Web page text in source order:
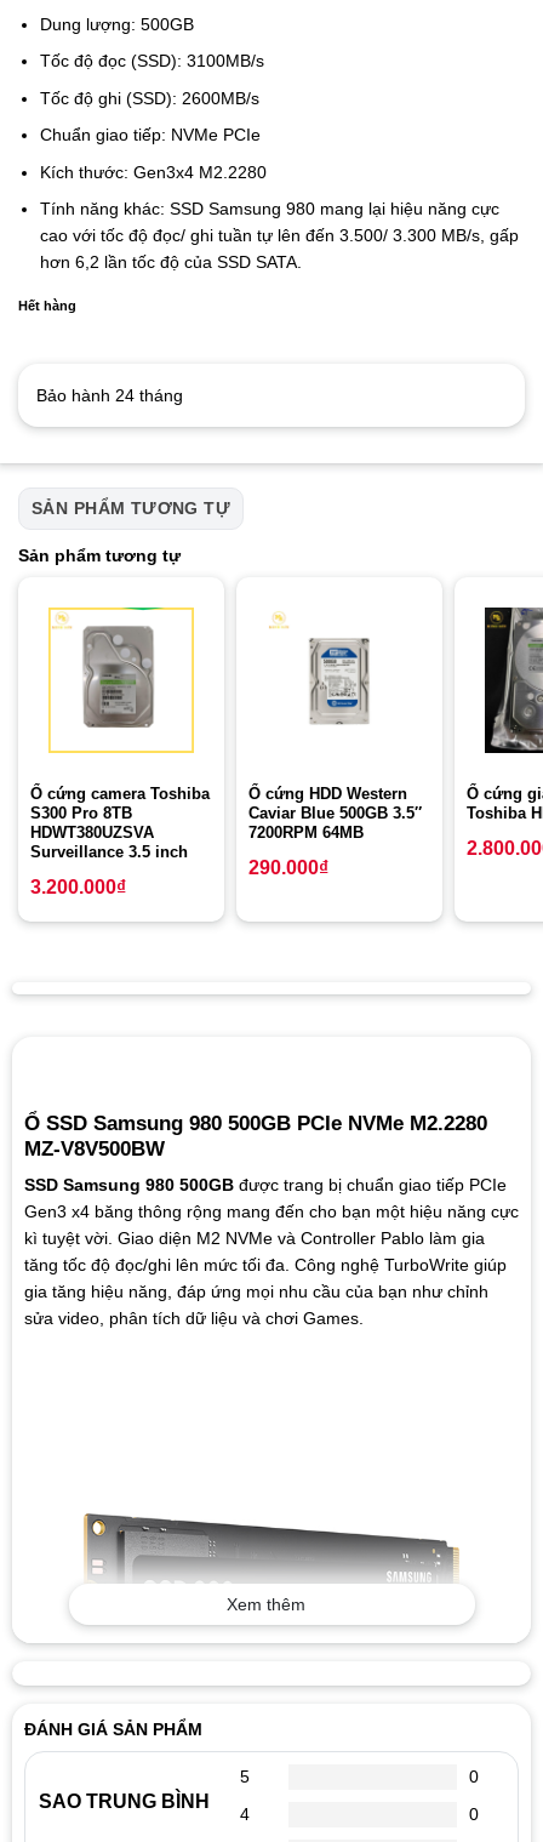
Dung lượng: 500GB
Tốc độ đọc (SSD): 3100MB/s
Tốc độ ghi (SSD): 2600MB/s
Chuẩn giao tiếp: NVMe PCIe
Kích thước: Gen3x4 M2.2280
Tính năng khác: SSD Samsung 980 mang lại hiệu năng cực
cao với tốc độ đọc/ ghi tuần tự lên đến 3.500/ 3.300 MB/s, gấp
hơn 6,2 lần tốc độ của SSD SATA.
Hết hàng
Bảo hành 24 tháng
SẢN PHẨM TƯƠNG TỰ
Sản phẩm tương tự
Ổ cứng camera Toshiba
S300 Pro 8TB
HDWT380UZSVA
Surveillance 3.5 inch
3.200.000₫
Ổ cứng HDD Western
Caviar Blue 500GB 3.5″
7200RPM 64MB
290.000₫
Ổ cứng
Toshiba
Ổ SSD Samsung 980 500GB PCIe NVMe M2.2280
MZ-V8V500BW
SSD Samsung 980 500GBđược trang bị chuẩn giao tiếp PCIe
Gen3 x4 băng thông rộng mang đến cho bạn một hiệu năng cực
kì tuyệt vời. Giao diện M2 NVMe và Controller Pablo làm gia
tăng tốc độ đọc/ghi lên mức tối đa. Công nghệ TurboWrite giúp
gia tăng hiệu năng, đáp ứng mọi nhu cầu của bạn như chỉnh
sửa video, phân tích dữ liệu và chơi Games.
Xem thêm
ĐÁNH GIÁ SẢN PHẨM
SAO TRUNG BÌNH
5
0
4
0